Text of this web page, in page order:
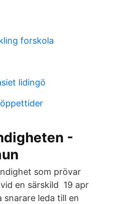
forskola
lidingö
-
som prövar
en särskild 19 apr
snarare leda till en